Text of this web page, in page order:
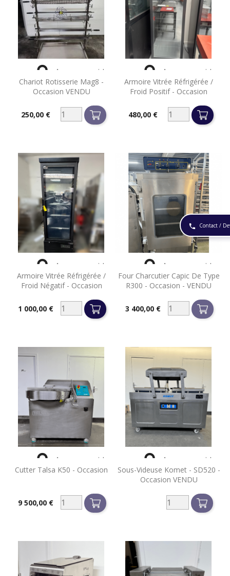
phone Contact /
Chariot Rotisserie Mag8 -
Occasion VENDU
Prix250,00 €
 Aperçu rapide
Armoire Vitrée Réfrigérée /
Froid Positif - Occasion
Prix480,00 €
 Aperçu rapide
Armoire Vitrée Réfrigérée /
Froid Négatif - Occasion
Prix1 000,00 €
 Aperçu rapide
Four Charcutier Capic De Type
R300 - Occasion - VENDU
Prix3 400,00 €
 Aperçu rapide
Cutter Talsa K50 - Occasion
Prix9 500,00 €
 Aperçu rapide
Sous-Videuse Komet - SD520 -
Occasion VENDU
 Aperçu rapide